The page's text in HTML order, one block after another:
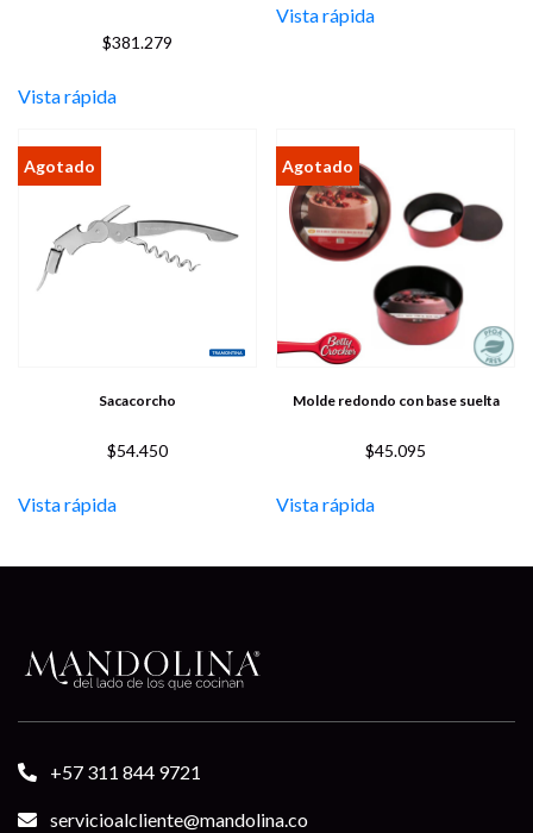
$381.279
Vista rápida
Vista rápida
Sacacorcho
$54.450
Vista rápida
Molde redondo con base suelta
$45.095
Vista rápida
+57 311 844 9721
servicioalcliente@mandolina.co